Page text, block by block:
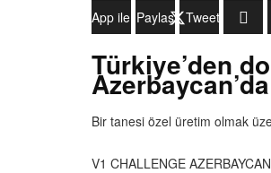
WhatsApp ile Gönder
Paylaş Tweetle
Türkiye’den
Bir tanesi özel üretim olmak
V1 CHALLENGE